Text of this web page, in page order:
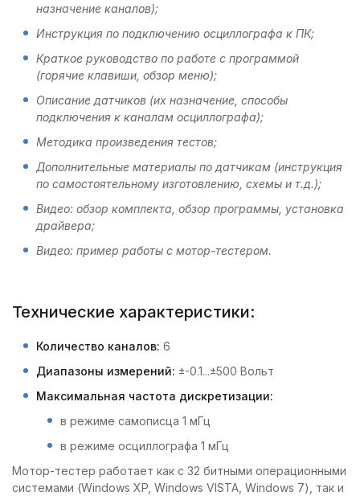
назначение каналов);
Инструкция по подключению осциллографа к ПК;
Краткое руководство по работе с программой
(горячие клавиши, обзор меню);
Описание датчиков (их назначение, способы
подключения к каналам осциллографа);
Методика произведения тестов;
Дополнительные материалы по датчикам (инструкция
по самостоятельному изготовлению, схемы и т.д.);
Видео: обзор комплекта, обзор программы, установка
драйвера;
Видео: пример работы с мотор-тестером.
Технические характеристики:
Количество каналов: 6
Диапазоны измерений: ±-0.1...±500 Вольт
Максимальная частота дискретизации:
в режиме самописца 1 мГц
в режиме осциллографа 1 мГц
Мотор-тестер работает как с 32 битными операционными
системами (Windows XP, Windows VISTA, Windows 7), так и